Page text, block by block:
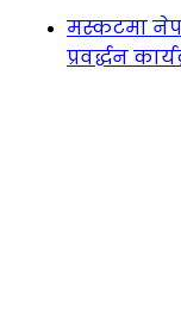
मस्कटमा
प्रवर्द्धन